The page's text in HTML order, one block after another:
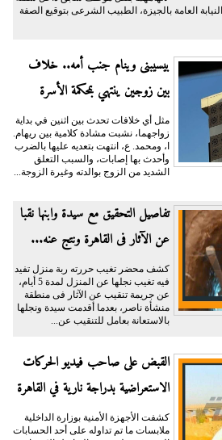
العامة بالجيزة، الطبيب الشرعى بتوقيع الصفة
بيسيبنى وينام جنب أمه.. خلاف
بين زوجين ينتهي بمحكمة الأسرة
مثل أي خلافات تحدث بين اثنين في بداية
زواجهما، نشبت مشادة كلامية بين ريهام.
ا، ومحمد. ع، انتهت بتعديه عليها بالضرب
وأحدث بها إصابات، والسبب التعلق
الشديد من الزوج بوالدته وغيرة الزوجة...
تفاصيل التحقيق مع سيدة وابنها نقبا
عن الآثار فى القاهرة ونتج عنه...
كشف محضر تغيب حررته ربة منزل تفيد
فيه تغيب نجلها عن المنزل لمدة 5 أيام،
عن جريمة تنقيب عن الآثار فى منطقة
منشأة ناصر، بعدما أقدمت سيدة ونجلها
بالاستعانة بعامل للتنقيب عن...
القبض على صاحب فيديو الحركات
الاستعراضية بدراجة نارية في القاهرة
كشفت الأجهزة الأمنية بوزارة الداخلية
ملابسات ما تم تداوله على أحد الحسابات